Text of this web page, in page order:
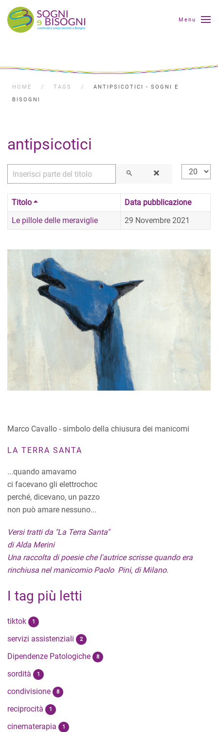
Menu
HOME TAGS
ANTIPSICOTICI - SOGNI E
BISOGNI
antipsicotici
Inserisci parte del titolo
Titolo
Data pubblicazione
Le pillole delle meraviglie
29 Novembre 2021
Marco Cavallo - simbolo della chiusura dei manicomi
LA TERRA SANTA
...quando amavamo
ci facevano gli elettrochoc
perché, dicevano, un pazzo
non può amare nessuno...
Versi tratti da "La Terra Santa"
di Alda Merini
Una raccolta di poesie che l'autrice scrisse quando era
rinchiusa nel manicomio Paolo Pini, di Milano.
I tag più letti
tiktok 1
servizi assistenziali 2
Dipendenze Patologiche 8
sordità 1
condivisione 8
reciprocità 1
cinematerapia 1